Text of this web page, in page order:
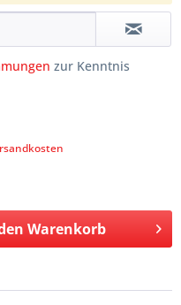
zur Kenntnis
Warenkorb